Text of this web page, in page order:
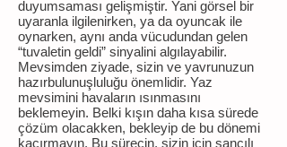
duyumsaması gelişmiştir. Yani görsel bir
uyaranla ilgilenirken, ya da oyuncak ile
oynarken, aynı anda vücudundan gelen
“tuvaletin geldi” sinyalini algılayabilir.
Mevsimden ziyade, sizin ve yavrunuzun
hazırbulunuşluluğu önemlidir. Yaz
mevsimini havaların ısınmasını
beklemeyin. Belki kışın daha kısa sürede
çözüm olacakken, bekleyip de bu dönemi
kaçırmayın. Bu sürecin, sizin için sancılı